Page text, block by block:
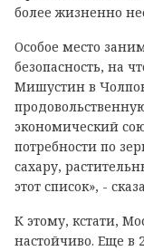
более жизненно
Особое место
безопасность, на
Мишустин в
экономический
потребности по
сахару,
этот список», -
К этому, кстати,
настойчиво. Еще в